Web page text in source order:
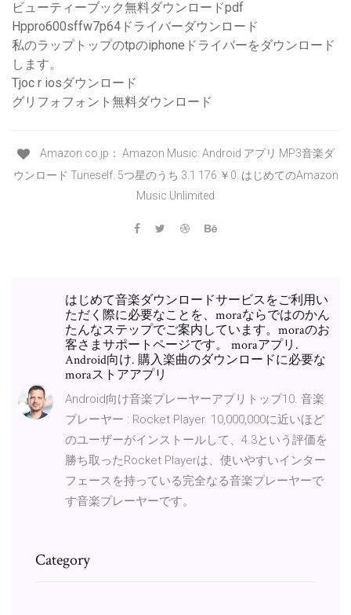
ビューティーブック無料ダウンロードpdf
Hppro600sffw7p64ドライバーダウンロード
私のラップトップのtpのiphoneドライバーをダウンロード
します。
Tjoc r iosダウンロード
グリフォフォント無料ダウンロード
Amazon.co.jp： Amazon Music: Android アプリ MP3音楽ダ
ウンロード Tuneself. 5つ星のうち 3.1 176 ￥0. はじめてのAmazon
Music Unlimited
はじめて音楽ダウンロードサービスをご利用い
ただく際に必要なことを、moraならではのかん
たんなステップでご案内しています。moraのお
客さまサポートページです。 moraアプリ.
Android向け. 購入楽曲のダウンロードに必要な
moraストアアプリ
Android向け音楽プレーヤーアプリトップ10. 音楽
プレーヤー : Rocket Player. 10,000,000に近いほど
のユーザーがインストールして、4.3という評価を
勝ち取ったRocket Playerは、使いやすいインター
フェースを持っている完全なる音楽プレーヤーで
す音楽プレーヤーです。
Category